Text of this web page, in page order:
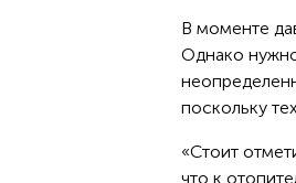
В моменте
Однако
поскольку
«Стоит
что к